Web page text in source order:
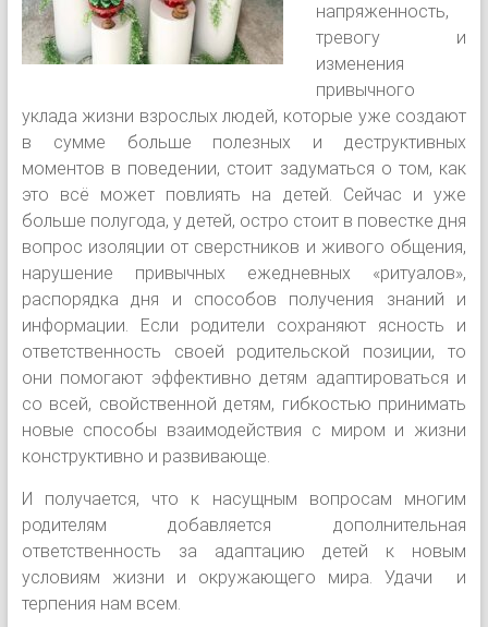
напряженность,
тревогу и
изменения
привычного
уклада жизни взрослых людей, которые уже создают
в сумме больше полезных и деструктивных
моментов в поведении, стоит задуматься о том, как
это всё может повлиять на детей. Сейчас и уже
больше полугода, у детей, остро стоит в повестке дня
вопрос изоляции от сверстников и живого общения,
нарушение привычных ежедневных «ритуалов»,
распорядка дня и способов получения знаний и
информации. Если родители сохраняют ясность и
ответственность своей родительской позиции, то
они помогают эффективно детям адаптироваться и
со всей, свойственной детям, гибкостью принимать
новые способы взаимодействия с миром и жизни
конструктивно и развивающе.
И получается, что к насущным вопросам многим
родителям добавляется дополнительная
ответственность за адаптацию детей к новым
условиям жизни и окружающего мира. Удачи и
терпения нам всем.